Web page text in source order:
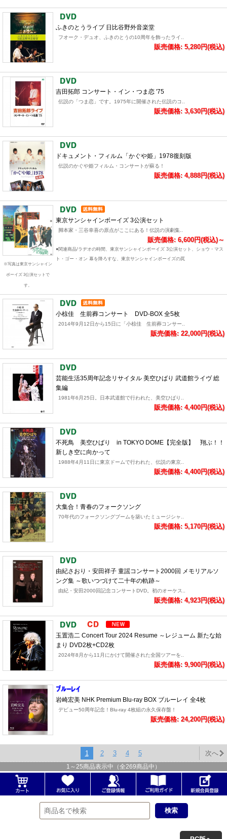
ふきのとうライブ 日比谷野外音楽堂
フオーク・デュオ、ふきのとうの10周年を飾ったライ..
販売価格: 5,280円(税込)
吉田拓郎 コンサート・イン・つま恋 '75
伝説の「つま恋」です。1975年に開催された伝説のコ..
販売価格: 3,630円(税込)
ドキュメント・フィルム「かぐや姫」1978復刻版
伝説のかぐや姫フィルム・コンサートが蘇る！
販売価格: 4,888円(税込)
※写真は東京サンシャイン
ボーイズ 3公演セットで
す。
東京サンシャインボーイズ 3公演セット
脚本家・三谷幸喜の原点がここにある！伝説の演劇集..
販売価格: 6,600円(税込)～
●関連商品/ラヂオの時間、東京サンシャインボーイズ 3公演セット、ショウ・マス
ト・ゴー・オン 幕を降ろすな、東京サンシャインボーイズの罠
小椋佳 生前葬コンサート DVD-BOX 全5枚
2014年9月12日から15日に「小椋佳 生前葬コンサー..
販売価格: 22,000円(税込)
芸能生活35周年記念リサイタル 美空ひばり 武道館ライヴ 総
集編
1981年6月25日。日本武道館で行われた、美空ひばり..
販売価格: 4,400円(税込)
不死鳥 美空ひばり in TOKYO DOME【完全版】 翔ぶ！！
新しき空に向かって
1988年4月11日に東京ドームで行われた、伝説の東京..
販売価格: 4,400円(税込)
大集合！青春のフォークソング
70年代のフォークソングブームを築いたミュージシャ..
販売価格: 5,170円(税込)
由紀さおり・安田祥子 童謡コンサート2000回 メモリアルソ
ング集 ～歌いつづけて二十年の軌跡～
由紀・安田2000回記念コンサートDVD。初のオーケス..
販売価格: 4,923円(税込)
玉置浩二 Concert Tour 2024 Resume ～レジューム 新たな始
まり DVD2枚+CD2枚
2024年8月から11月にかけて開催された全国ツアーを..
販売価格: 9,900円(税込)
岩崎宏美 NHK Premium Blu-ray BOX ブルーレイ 全4枚
デビュー50周年記念！Blu-ray 4枚組の永久保存盤！
販売価格: 24,200円(税込)
1 2 3 4 5 次へ
1 ～ 25商品表示中（全269商品中）